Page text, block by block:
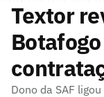
Textor
Dono da SAF